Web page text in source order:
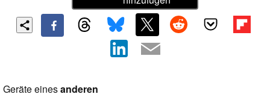
Geräte einesanderen